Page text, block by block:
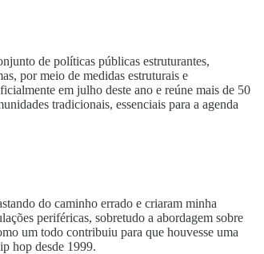
de políticas públicas estruturantes,
por meio de medidas estruturais e
em julho deste ano e reúne mais de 50
tradicionais, essenciais para a agenda
do caminho errado e criaram minha
periféricas, sobretudo a abordagem sobre
um todo contribuiu para que houvesse uma
hop desde 1999.